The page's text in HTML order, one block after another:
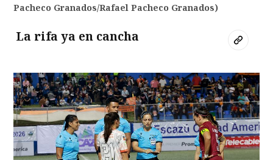
Pacheco Granados/Rafael Pacheco Granados)
La rifa ya en cancha